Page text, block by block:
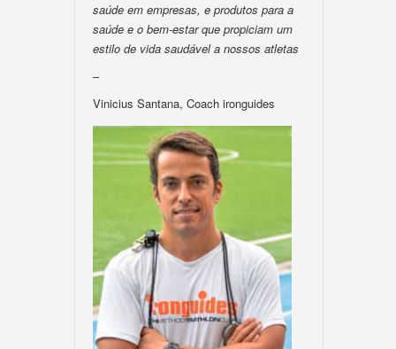
saúde em empresas, e produtos para a
saúde e o bem-estar que propiciam um
estilo de vida saudável a nossos atletas
–
Vinicius Santana, Coach ironguides